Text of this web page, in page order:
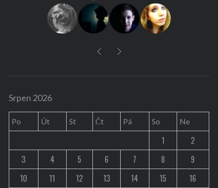
Srpen 2026
Po Út St Čt Pá So Ne
1
2
3
4 5 6 7 8
9
10
11 12 13 14 15 16